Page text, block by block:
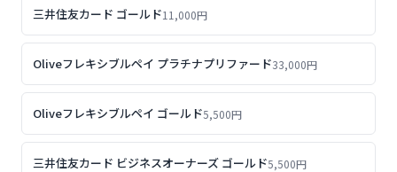
三井住友カード ゴールド11,000円
Oliveフレキシブルペイ プラチナプリファード33,000円
Oliveフレキシブルペイ ゴールド5,500円
三井住友カード ビジネスオーナーズ ゴールド5,500円